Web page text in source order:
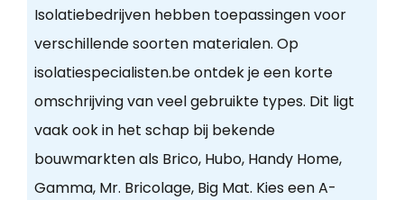
Isolatiebedrijven hebben toepassingen voor
verschillende soorten materialen. Op
isolatiespecialisten.be ontdek je een korte
omschrijving van veel gebruikte types. Dit ligt
vaak ook in het schap bij bekende
bouwmarkten als Brico, Hubo, Handy Home,
Gamma, Mr. Bricolage, Big Mat. Kies een A-